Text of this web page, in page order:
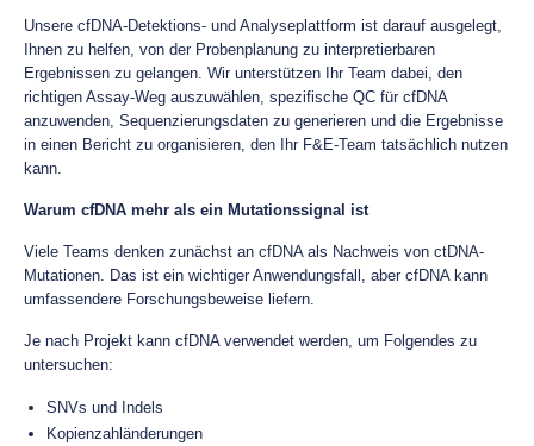
Unsere cfDNA-Detektions- und Analyseplattform ist darauf ausgelegt,
Ihnen zu helfen, von der Probenplanung zu interpretierbaren
Ergebnissen zu gelangen. Wir unterstützen Ihr Team dabei, den
richtigen Assay-Weg auszuwählen, spezifische QC für cfDNA
anzuwenden, Sequenzierungsdaten zu generieren und die Ergebnisse
in einen Bericht zu organisieren, den Ihr F&E-Team tatsächlich nutzen
kann.
Warum cfDNA mehr als ein Mutationssignal ist
Viele Teams denken zunächst an cfDNA als Nachweis von ctDNA-
Mutationen. Das ist ein wichtiger Anwendungsfall, aber cfDNA kann
umfassendere Forschungsbeweise liefern.
Je nach Projekt kann cfDNA verwendet werden, um Folgendes zu
untersuchen:
SNVs und Indels
Kopienzahländerungen